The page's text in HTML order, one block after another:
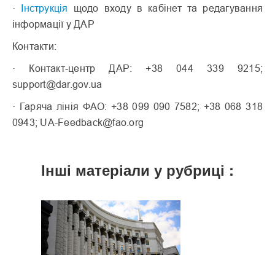
· Інструкція щодо входу в кабінет та редагування
інформації у ДАР
Контакти:
· Контакт-центр ДАР: +38 044 339 9215;
support@dar.gov.ua
· Гаряча лінія ФАО: +38 099 090 7582; +38 068 318
0943; UA-Feedback@fao.org
Інші матеріали у рубриці :